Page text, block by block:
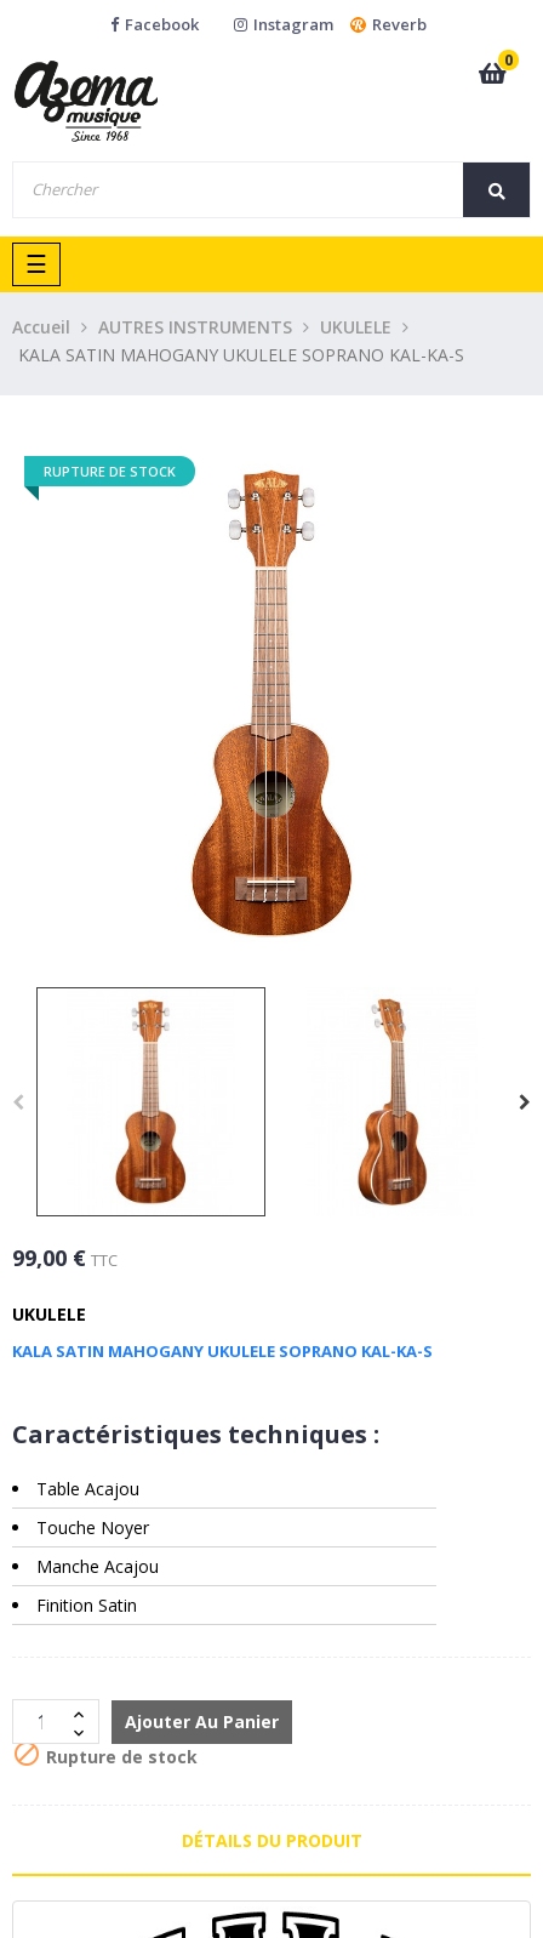
Facebook Instagram
Reverb
0
Basculer
la
navigation
☰
Accueil AUTRES INSTRUMENTS
UKULELE
KALA SATIN MAHOGANY UKULELE SOPRANO KAL-KA-S
RUPTURE DE STOCK
99,00 € TTC
UKULELE
KALA SATIN MAHOGANY UKULELE SOPRANO KAL-KA-S
Caractéristiques techniques :
Table Acajou
Touche Noyer
Manche Acajou
Finition Satin
Ajouter Au Panier
 Rupture de stock
DÉTAILS DU PRODUIT